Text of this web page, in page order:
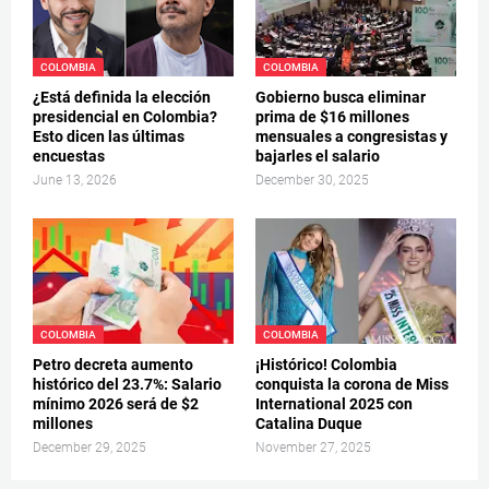
COLOMBIA
¿Está definida la elección
presidencial en Colombia?
Esto dicen las últimas
encuestas
June 13, 2026
COLOMBIA
Gobierno busca eliminar
prima de $16 millones
mensuales a congresistas y
bajarles el salario
December 30, 2025
COLOMBIA
Petro decreta aumento
histórico del 23.7%: Salario
mínimo 2026 será de $2
millones
December 29, 2025
COLOMBIA
¡Histórico! Colombia
conquista la corona de Miss
International 2025 con
Catalina Duque
November 27, 2025